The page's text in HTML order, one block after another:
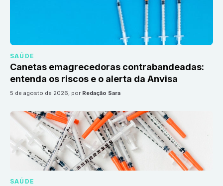
SAÚDE
Canetas emagrecedoras contrabandeadas:
entenda os riscos e o alerta da Anvisa
5 de agosto de 2026, por Redação Sara
SAÚDE